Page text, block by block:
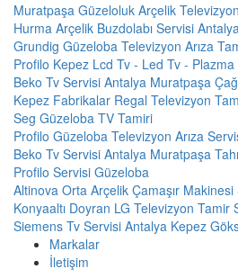
Muratpaşa Güzeloluk Arçelik
Hurma Arçelik Buzdolabı Servisi Antalya
Grundig Güzeloba Televizyon Arıza
Profilo Kepez Lcd Tv - Led Tv - Plazma
Beko Tv Servisi Antalya Muratpaşa
Kepez Fabrikalar Regal Televizyon
Seg Güzeloba TV Tamiri
Profilo Güzeloba Televizyon Arıza
Beko Tv Servisi Antalya Muratpaşa
Profilo Servisi Güzeloba
Altinova Orta Arçelik Çamaşır
Konyaaltı Doyran LG Televizyon Tamir
Siemens Tv Servisi Antalya Kepez
Markalar
İletişim